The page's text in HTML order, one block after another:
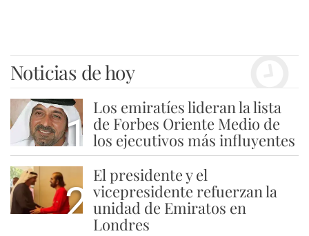
Noticias de hoy
1
Los emiratíes lideran la lista
de Forbes Oriente Medio de
los ejecutivos más influyentes
2
El presidente y el
vicepresidente refuerzan la
unidad de Emiratos en
Londres